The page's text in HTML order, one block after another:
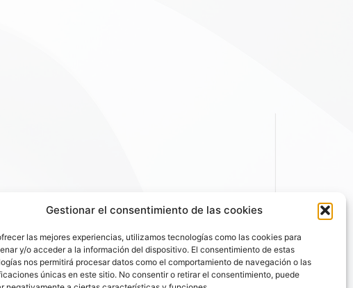
Gestionar el consentimiento de las cookies
las mejores experiencias, utilizamos tecnologías como las cookies para
y/o acceder a la información del dispositivo. El consentimiento de estas
nos permitirá procesar datos como el comportamiento de navegación o las
únicas en este sitio. No consentir o retirar el consentimiento, puede